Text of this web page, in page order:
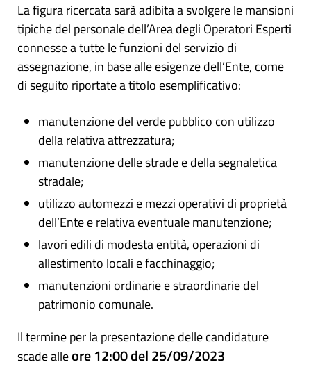
La figura ricercata sarà adibita a svolgere le mansioni
tipiche del personale dell’Area degli Operatori Esperti
connesse a tutte le funzioni del servizio di
assegnazione, in base alle esigenze dell’Ente, come
di seguito riportate a titolo esemplificativo:
manutenzione del verde pubblico con utilizzo
della relativa attrezzatura;
manutenzione delle strade e della segnaletica
stradale;
utilizzo automezzi e mezzi operativi di proprietà
dell’Ente e relativa eventuale manutenzione;
lavori edili di modesta entità, operazioni di
allestimento locali e facchinaggio;
manutenzioni ordinarie e straordinarie del
patrimonio comunale.
Il termine per la presentazione delle candidature
scade alleore 12:00 del 25/09/2023